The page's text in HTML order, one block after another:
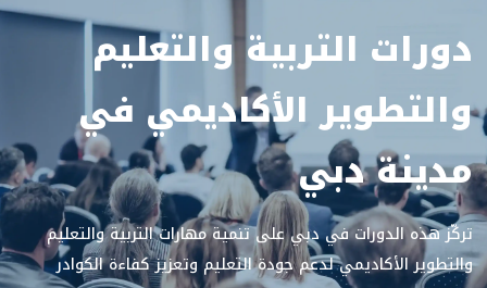
دورات التربية والتعليم
والتطوير الأكاديمي في
مدينة دبي
تركّز هذه الدورات في دبي على تنمية مهارات التربية والتعليم
والتطوير الأكاديمي لدعم جودة التعليم وتعزيز كفاءة الكوادر